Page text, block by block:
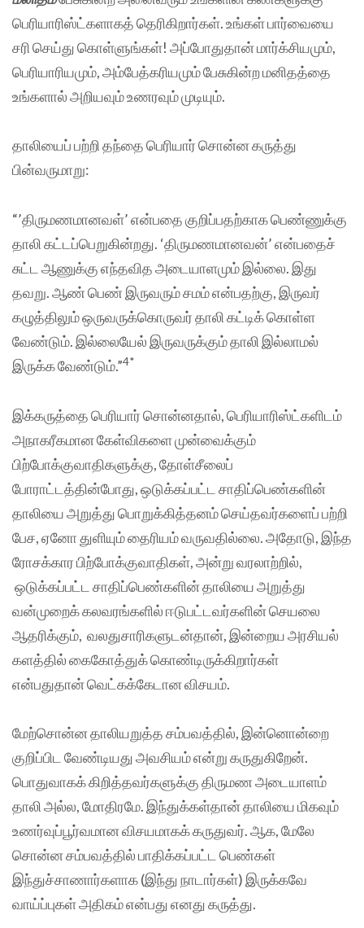
பெரியாரிஸ்ட்களாகத் தெரிகிறார்கள். உங்கள் பார்வையை
சரி செய்து கொள்ளுங்கள்! அப்போதுதான் மார்க்சியமும்,
பெரியாரியமும், அம்பேத்கரியமும் பேசுகின்ற மனிதத்தை
உங்களால் அறியவும் உணரவும் முடியும்.
தாலியைப் பற்றி தந்தை பெரியார் சொன்ன கருத்து
பின்வருமாறு:
“’திருமணமானவள்’ என்பதை குறிப்பதற்காக பெண்ணுக்கு
தாலி கட்டப்பெறுகின்றது. ‘திருமணமானவன்’ என்பதைச்
சுட்ட ஆணுக்கு எந்தவித அடையாளமும் இல்லை. இது
தவறு. ஆண் பெண் இருவரும் சமம் என்பதற்கு, இருவர்
கழுத்திலும் ஒருவருக்கொருவர் தாலி கட்டிக் கொள்ள
வேண்டும். இல்லையேல் இருவருக்கும் தாலி இல்லாமல்
இருக்க வேண்டும்.”4*
இக்கருத்தை பெரியார் சொன்னதால், பெரியாரிஸ்ட்களிடம்
அநாகரீகமான கேள்விகளை முன்வைக்கும்
பிற்போக்குவாதிகளுக்கு, தோள்சீலைப்
போராட்டத்தின்போது, ஒடுக்கப்பட்ட சாதிப்பெண்களின்
தாலியை அறுத்து பொறுக்கித்தனம் செய்தவர்களைப் பற்றி
பேச, ஏனோ துளியும் தைரியம் வருவதில்லை. அதோடு, இந்த
ரோசக்கார பிற்போக்குவாதிகள், அன்று வரலாற்றில்,
ஒடுக்கப்பட்ட சாதிப்பெண்களின் தாலியை அறுத்து
வன்முறைக் கலவரங்களில் ஈடுபட்டவர்களின் செயலை
ஆதரிக்கும், வலதுசாரிகளுடன்தான், இன்றைய அரசியல்
களத்தில் கைகோத்துக் கொண்டிருக்கிறார்கள்
என்பதுதான் வெட்கக்கேடான விசயம்.
மேற்சொன்ன தாலியறுத்த சம்பவத்தில், இன்னொன்றை
குறிப்பிட வேண்டியது அவசியம் என்று கருதுகிறேன்.
பொதுவாகக் கிறித்தவர்களுக்கு திருமண அடையாளம்
தாலி அல்ல, மோதிரமே. இந்துக்கள்தான் தாலியை மிகவும்
உணர்வுப்பூர்வமான விசயமாகக் கருதுவர். ஆக, மேலே
சொன்ன சம்பவத்தில் பாதிக்கப்பட்ட பெண்கள்
இந்துச்சாணார்களாக (இந்து நாடார்கள்) இருக்கவே
வாய்ப்புகள் அதிகம் என்பது எனது கருத்து.